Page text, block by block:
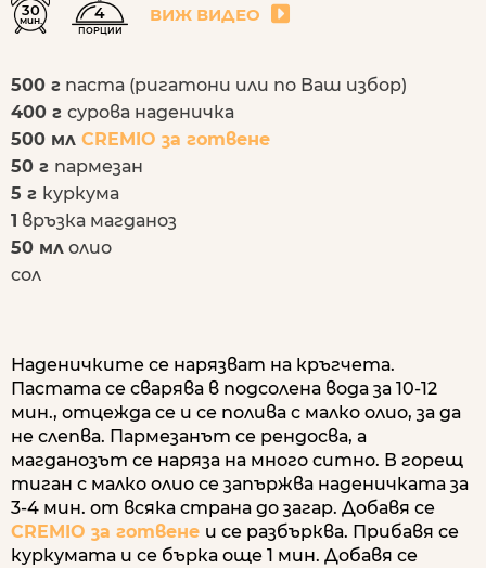
30
мин. 4
ПОРЦИИ
ВИЖ ВИДЕО
500 г паста (ригатони или по Ваш избор)
400 г сурова наденичка
500 мл CREMIO за готвене
50 г пармезан
5 г куркума
1 връзка магданоз
50 мл олио
сол
Наденичките се нарязват на кръгчета.
Пастата се сварява в подсолена вода за 10-12
мин., отцежда се и се полива с малко олио, за да
не слепва. Пармезанът се рендосва, а
магданозът се наряза на много ситно. В горещ
тиган с малко олио се запържва наденичката за
3-4 мин. от всяка страна до загар. Добавя се
CREMIO за готвене и се разбърква. Прибавя се
куркумата и се бърка още 1 мин. Добавя се